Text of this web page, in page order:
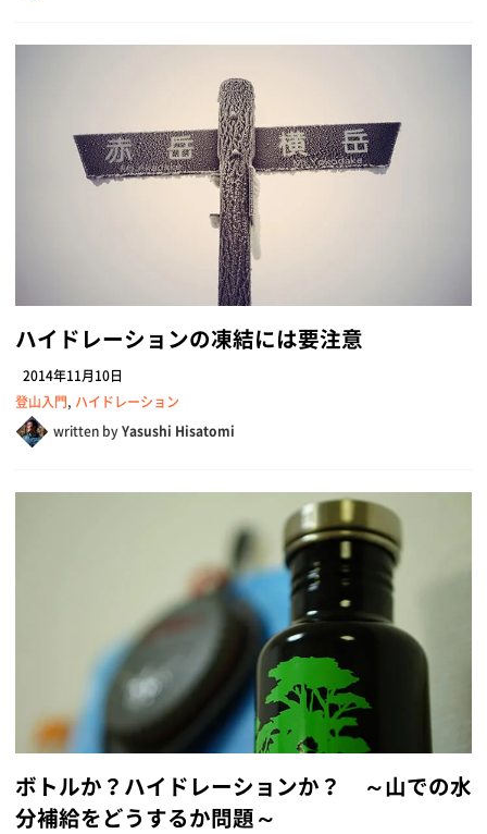
ハイドレーションの凍結には要注意
2014年11月10日
登山入門, ハイドレーション
written byYasushi Hisatomi
ボトルか？ハイドレーションか？ ～山での水
分補給をどうするか問題～